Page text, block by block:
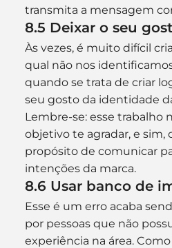
transmita a mensagem
8.5 Deixar o seu
Às vezes, é muito difícil
qual não nos
quando se trata de criar
seu gosto da identidade
Lembre-se: esse trabalho
objetivo te agradar, e sim,
propósito de comunicar
intenções da marca.
8.6 Usar banco de
Esse é um erro acaba
por pessoas que não
experiência na área.